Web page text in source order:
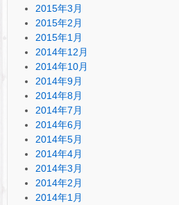
2015年3月
2015年2月
2015年1月
2014年12月
2014年10月
2014年9月
2014年8月
2014年7月
2014年6月
2014年5月
2014年4月
2014年3月
2014年2月
2014年1月